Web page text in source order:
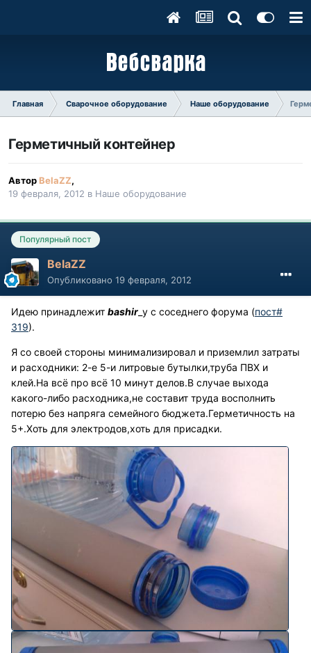
Главная Сварочное оборудование Наше оборудование
Герметичный контейнер
Автор BelaZZ,
19 февраля, 2012 в Наше оборудование
Популярный пост
BelaZZ
Опубликовано 19 февраля, 2012
Идею принадлежит bashir _у с соседнего форума (пост#
319).
Я со своей стороны минимализировал и приземлил затраты
и расходники: 2-е 5-и литровые бутылки,труба ПВХ и
клей.На всё про всё 10 минут делов.В случае выхода
какого-либо расходника,не составит труда восполнить
потерю без напряга семейного бюджета.Герметичность на
5+.Хоть для электродов,хоть для присадки.